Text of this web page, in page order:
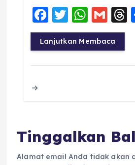
F
a
c
e
T
w
it
te
W
h
a
ts
G
m
ai
l
Lanjutkan Membaca
Tinggalkan
Alamat email Anda tidak akan